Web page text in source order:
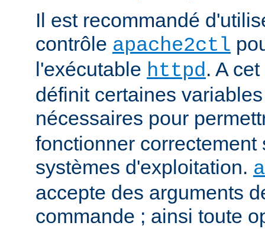
Il est recommandé
contrôle apache2ctl
l'exécutable httpd. A
définit certaines
nécessaires pour
fonctionner correctement
systèmes d'exploitation.
accepte des arguments
commande ; ainsi toute